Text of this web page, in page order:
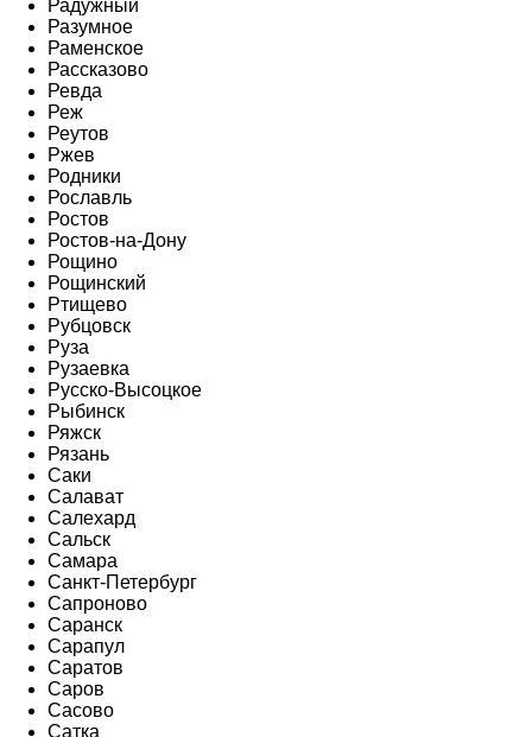
Радужный
Разумное
Раменское
Рассказово
Ревда
Реж
Реутов
Ржев
Родники
Рославль
Ростов
Ростов-на-Дону
Рощино
Рощинский
Ртищево
Рубцовск
Руза
Рузаевка
Русско-Высоцкое
Рыбинск
Ряжск
Рязань
Саки
Салават
Салехард
Сальск
Самара
Санкт-Петербург
Сапроново
Саранск
Сарапул
Саратов
Саров
Сасово
Сатка